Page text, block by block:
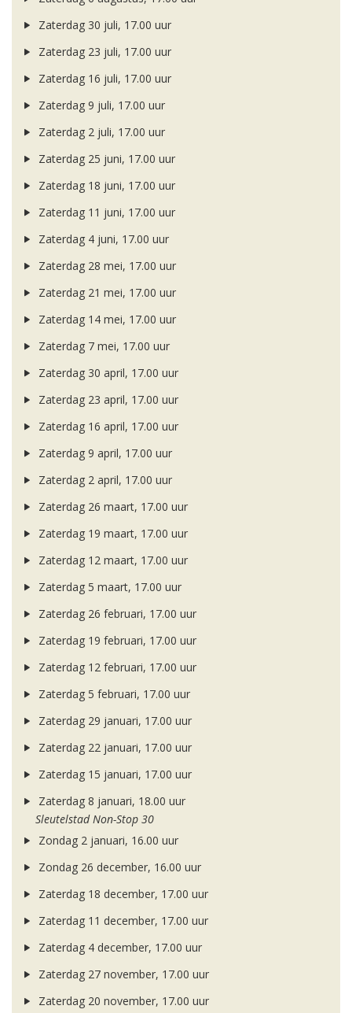
Zaterdag 30 juli, 17.00 uur
Zaterdag 23 juli, 17.00 uur
Zaterdag 16 juli, 17.00 uur
Zaterdag 9 juli, 17.00 uur
Zaterdag 2 juli, 17.00 uur
Zaterdag 25 juni, 17.00 uur
Zaterdag 18 juni, 17.00 uur
Zaterdag 11 juni, 17.00 uur
Zaterdag 4 juni, 17.00 uur
Zaterdag 28 mei, 17.00 uur
Zaterdag 21 mei, 17.00 uur
Zaterdag 14 mei, 17.00 uur
Zaterdag 7 mei, 17.00 uur
Zaterdag 30 april, 17.00 uur
Zaterdag 23 april, 17.00 uur
Zaterdag 16 april, 17.00 uur
Zaterdag 9 april, 17.00 uur
Zaterdag 2 april, 17.00 uur
Zaterdag 26 maart, 17.00 uur
Zaterdag 19 maart, 17.00 uur
Zaterdag 12 maart, 17.00 uur
Zaterdag 5 maart, 17.00 uur
Zaterdag 26 februari, 17.00 uur
Zaterdag 19 februari, 17.00 uur
Zaterdag 12 februari, 17.00 uur
Zaterdag 5 februari, 17.00 uur
Zaterdag 29 januari, 17.00 uur
Zaterdag 22 januari, 17.00 uur
Zaterdag 15 januari, 17.00 uur
Zaterdag 8 januari, 18.00 uur
Sleutelstad Non-Stop 30
Zondag 2 januari, 16.00 uur
Zondag 26 december, 16.00 uur
Zaterdag 18 december, 17.00 uur
Zaterdag 11 december, 17.00 uur
Zaterdag 4 december, 17.00 uur
Zaterdag 27 november, 17.00 uur
Zaterdag 20 november, 17.00 uur